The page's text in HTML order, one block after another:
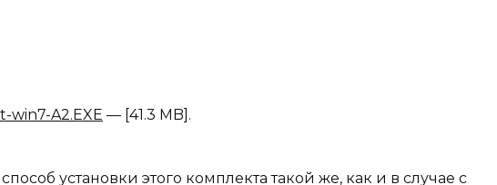
win7-A2.EXE — [41.3 MB].
установки этого комплекта такой же, как и в случае с